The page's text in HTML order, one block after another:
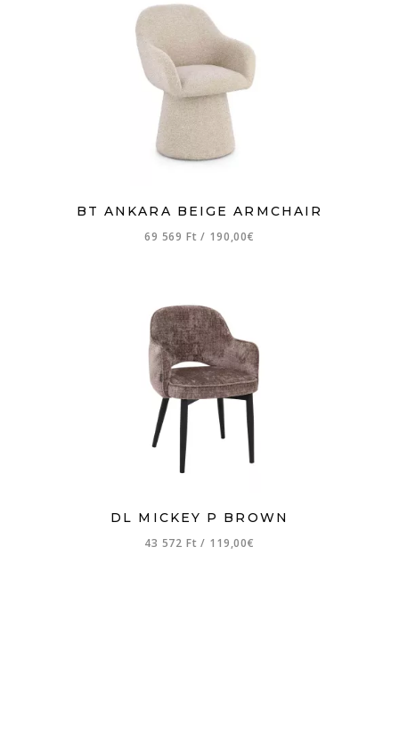
BT ANKARA BEIGE ARMCHAIR
69 569 Ft/ 190,00€
DL MICKEY P BROWN
43 572 Ft/ 119,00€